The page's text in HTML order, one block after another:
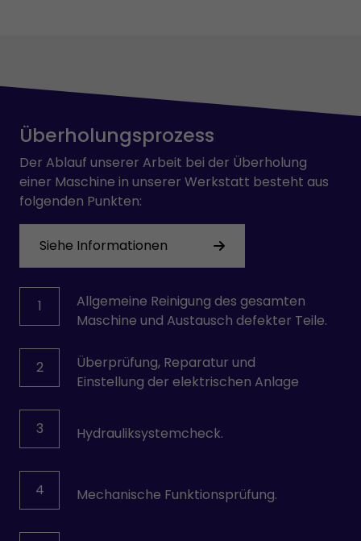
Überholungsprozess
Der Ablauf unserer Arbeit bei der Überholung
einer Maschine in unserer Werkstatt besteht aus
folgenden Punkten:
Siehe Informationen
1
Allgemeine Reinigung des gesamten
Maschine und Austausch defekter Teile.
2
Überprüfung, Reparatur und
Einstellung der elektrischen Anlage
3 Hydrauliksystemcheck.
4 Mechanische Funktionsprüfung.